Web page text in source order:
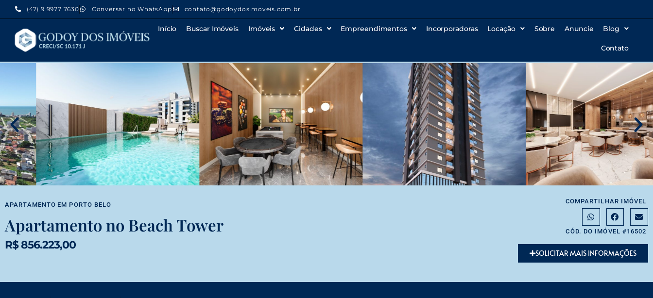
(47) 9 9977 7630 Conversar no WhatsApp contato@godoydosimoveis.com.br
Início Buscar Imóveis Imóveis Cidades Empreendimentos Incorporadoras Locação Sobre Anuncie Blog
Contato
APARTAMENTO EM PORTO BELO
Apartamento no Beach Tower
R$ 856.223,00
COMPARTILHAR IMÓVEL
CÓD. DO IMÓVEL #16502
SOLICITAR MAIS INFORMAÇÕES